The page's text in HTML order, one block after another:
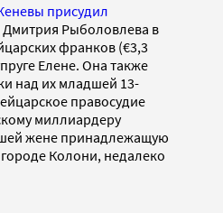
присудил
Дмитрия Рыболовлева в
франков (€3,3
Елене. Она также
над их младшей 13-
правосудие
миллиардеру
жене принадлежащую
Колони, недалеко